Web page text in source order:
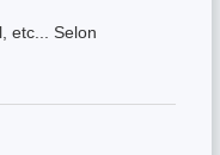
etc... Selon